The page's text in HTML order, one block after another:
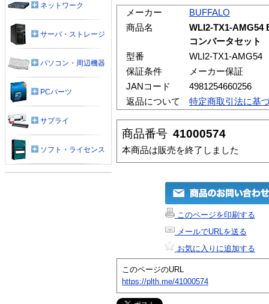
メーカー
BUFFALO
商品名
WLI2-TX1-AMG54
コンバータセット
型番
WLI2-TX1-AMG54
保証条件
メーカー保証
JANコード
4981254660256
返品について
特定商取引法に基
商品番号 41000574
本商品は販売を終了しました
このページを印刷する
メールでURLを送る
お気に入りに追加する
このページのURL
https://plth.me/41000574
ネットワーク
サーバ・ストレージ
パソコン・周辺機器
PCパーツ
サプライ
ソフト・ライセンス